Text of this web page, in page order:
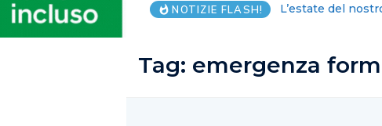
NOTIZIE FLASH! Salernitana: “Din
Tag: emergenza